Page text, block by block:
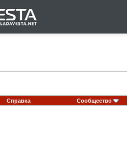
Справка Сообщество